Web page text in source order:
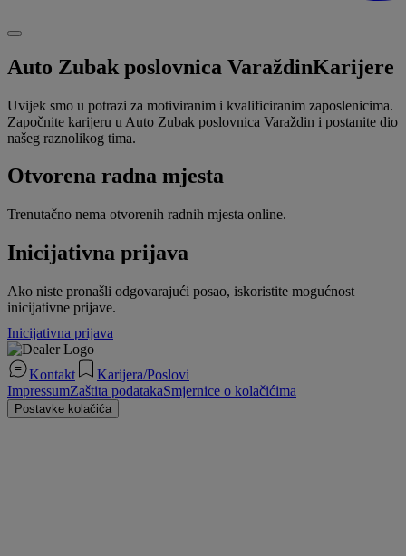
Auto Zubak poslovnica VaraždinKarijere
Uvijek smo u potrazi za motiviranim i kvalificiranim zaposlenicima.
Započnite karijeru u Auto Zubak poslovnica Varaždin i postanite dio
našeg raznolikog tima.
Otvorena radna mjesta
Trenutačno nema otvorenih radnih mjesta online.
Inicijativna prijava
Ako niste pronašli odgovarajući posao, iskoristite mogućnost
inicijativne prijave.
Inicijativna prijava
Kontakt
Karijera/Poslovi
ImpressumZaštita podatakaSmjernice o kolačićima
Postavke kolačića